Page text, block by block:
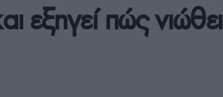
εξηγεί πώς νιώθει